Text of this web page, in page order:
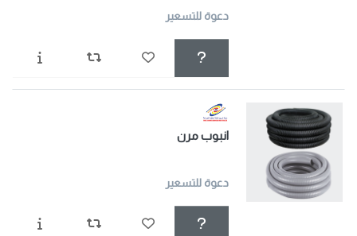
دعوة للتسعير
انبوب مرن
دعوة للتسعير